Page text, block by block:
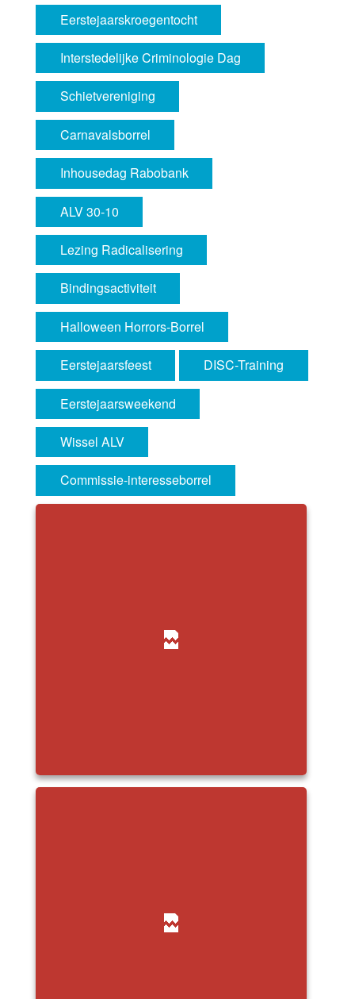
Eerstejaarskroegentocht
Interstedelijke Criminologie Dag
Schietvereniging
Carnavalsborrel
Inhousedag Rabobank
ALV 30-10
Lezing Radicalisering
Bindingsactiviteit
Halloween Horrors-Borrel
Eerstejaarsfeest DISC-Training
Eerstejaarsweekend
Wissel ALV
Commissie-interesseborrel